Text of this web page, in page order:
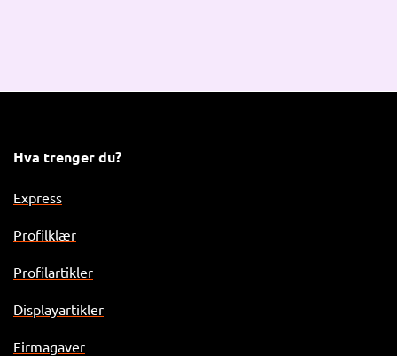
Hva trenger du?
Express
Profilklær
Profilartikler
Displayartikler
Firmagaver